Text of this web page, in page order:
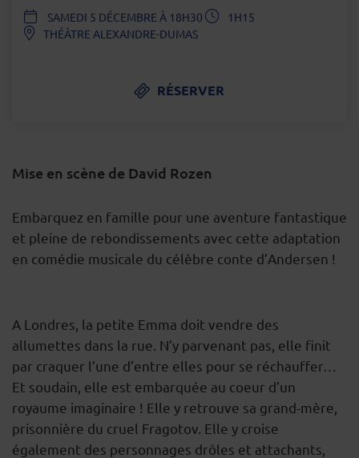
DATESAMEDI 5 DÉCEMBRE À 18H30
1H15
THÉÂTRE ALEXANDRE-DUMAS
RÉSERVER
Mise en scène de David Rozen
DESCRIPTION
Embarquez en famille pour une aventure fantastique
et pleine de rebondissements avec cette adaptation
en comédie musicale du célèbre conte d’Andersen !
A Londres, la petite Emma doit vendre des
allumettes dans la rue. N’y parvenant pas, elle finit
par craquer l’une d’entre elles pour se réchauffer…
Et soudain, elle est embarquée au coeur d’un
royaume imaginaire ! Elle y retrouve sa grand-mère,
prisonnière du cruel Fragotov. Elle y croise
également des personnages drôles et attachants,